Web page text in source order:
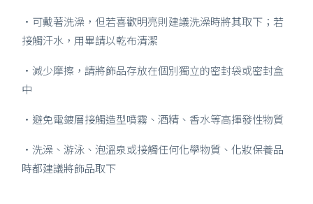
・可戴著洗澡，但若喜歡明亮則建議洗澡時將其取下 ；若
接觸汗水，用畢請以乾布清潔
・減少摩擦，請將飾品存放在個別獨立的密封袋或密封盒
中
・避免電鍍層接觸造型噴霧、酒精、香水等高揮發性物質
・洗澡、游泳、泡溫泉或接觸任何化學物質、化妝保養品
時都建議將飾品取下